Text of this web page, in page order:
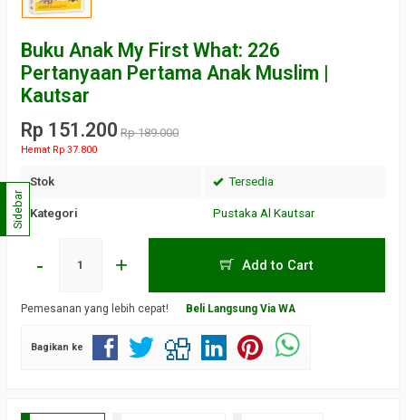
Buku Anak My First What: 226
Pertanyaan Pertama Anak Muslim |
Kautsar
Rp 151.200 Rp 189.000
Hemat Rp 37.800
Stok Tersedia
Kategori Pustaka Al Kautsar
- + Add to Cart
Pemesanan yang lebih cepat! Beli Langsung Via WA
Bagikan ke
Sidebar